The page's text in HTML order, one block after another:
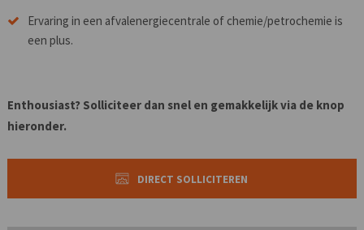
Ervaring in een afvalenergiecentrale of chemie/petrochemie is
een plus.
Enthousiast? Solliciteer dan snel en gemakkelijk via de knop
hieronder.
DIRECT SOLLICITEREN